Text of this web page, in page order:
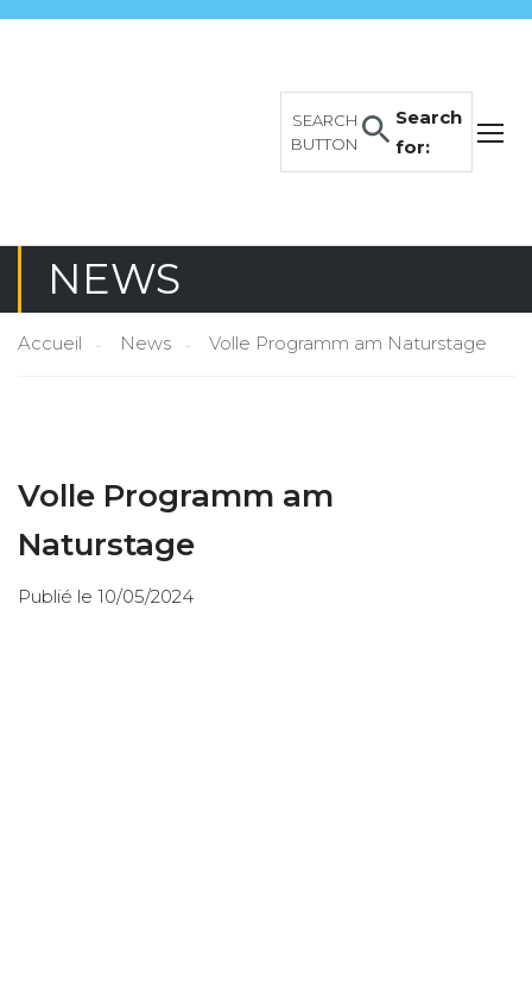
Search
for:
SEARCH
BUTTON
NEWS
Accueil News Volle Programm am Naturstage
Volle Programm am
Naturstage
Publié le 10/05/2024